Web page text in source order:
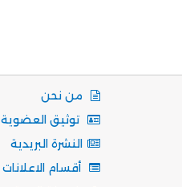
من نحن
توثيق العضوية
النشرة البريدية
أقسام الاعلانات